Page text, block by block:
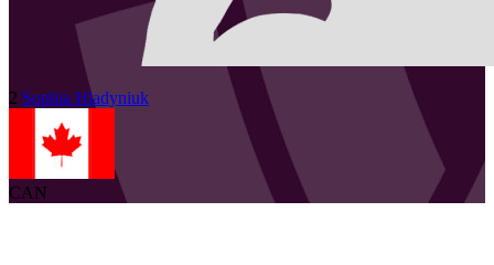
2 Sophia Hladyniuk
CAN